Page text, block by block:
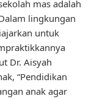
mas adalah
lingkungan
untuk
Dr. Aisyah
“Pendidikan
anak agar